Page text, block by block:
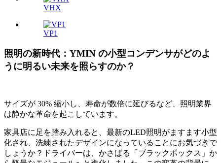
VHX
VP1
照明の新時代：YMIN の小型コンデンサがどのよ
うに明るい未来を照らすのか？
サイズが 30% 縮小し、寿命が数倍に延びるなど、照明業界
は静かな革命を起こしています。
家具店に足を踏み入れると、最新のLED照明がますます小型
化され、洗練されたデザインになっていることにお気づきで
しょうか？ドライバーは、かさばる「ブラックボックス」か